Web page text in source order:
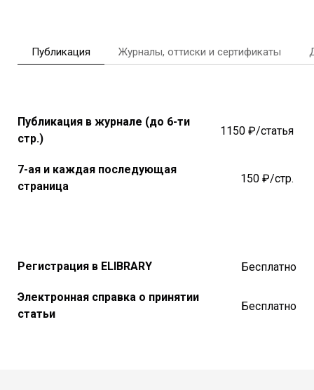
Публикация Журналы, оттиски и сертификаты
Публикация в журнале (до 6-ти
стр.)
1150 ₽/статья
7-ая и каждая последующая
страница
150 ₽/стр.
Регистрация в ELIBRARY Бесплатно
Электронная справка о принятии
статьи
Бесплатно